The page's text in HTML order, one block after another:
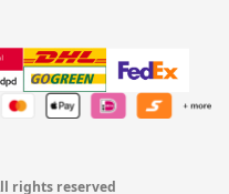
rights reserved